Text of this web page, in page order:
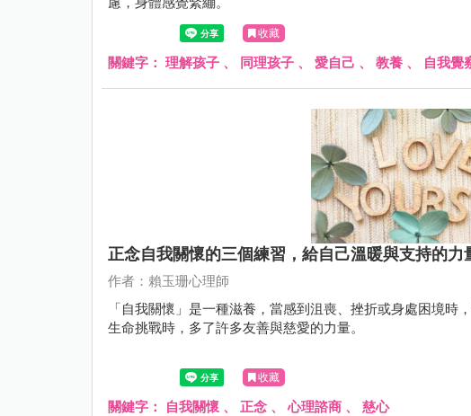
收藏
關鍵字： 理解孩子 、 同理孩子 、 愛自己 、 教養 、 自我覺
正念自我關懷的三個練習，給自己溫暖與支持的力
作者：賴玉珊心理師
「自我關懷」是一種滋養，當感到沮喪、挫折或身處困境
生命挑戰時，多了許多友善與慈愛的力量。
收藏
關鍵字： 自我關懷 、 正念 、心理諮商 、 慈心